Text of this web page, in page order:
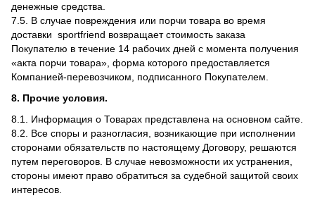
денежные средства.
7.5. В случае повреждения или порчи товара во время
доставки sportfriend возвращает стоимость заказа
Покупателю в течение 14 рабочих дней с момента получения
«акта порчи товара», форма которого предоставляется
Компанией-перевозчиком, подписанного Покупателем.
8. Прочие условия.
8.1. Информация о Товарах представлена на основном сайте.
8.2. Все споры и разногласия, возникающие при исполнении
сторонами обязательств по настоящему Договору, решаются
путем переговоров. В случае невозможности их устранения,
стороны имеют право обратиться за судебной защитой своих
интересов.